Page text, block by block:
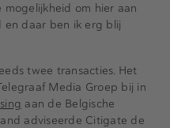
mogelijkheid om hier aan
en daar ben ik erg blij
twee transacties. Het
Media Groep bij in
aan de Belgische
adviseerde Citigate de